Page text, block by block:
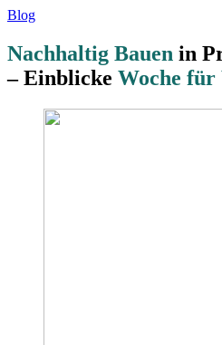
Blog
Nachhaltig Bauen in
– Einblicke Woche für